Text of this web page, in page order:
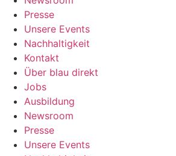
Presse
Unsere Events
Nachhaltigkeit
Kontakt
Über blau direkt
Jobs
Ausbildung
Newsroom
Presse
Unsere Events